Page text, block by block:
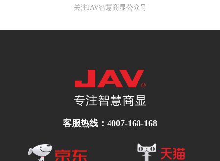
关注JAV智慧商显公众号
客服热线：4007-168-168